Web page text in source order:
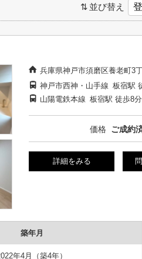
並び替え
兵庫県神戸市須磨区養老町3
神戸市西神・山手線 板宿駅
山陽電鉄本線 板宿駅 徒歩8分
価格 ご成約
詳細をみる
築年月
年4月（築4年）